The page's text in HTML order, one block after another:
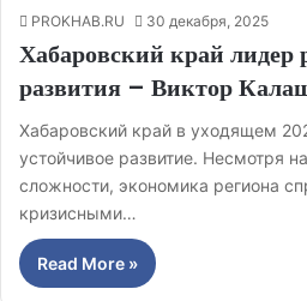
PROKHAB.RU 30 декабря, 2025
Хабаровский край лидер
развития – Виктор
Хабаровский край в уходящем
устойчивое развитие. Несмотря
сложности, экономика региона
кризисными…
Read More »